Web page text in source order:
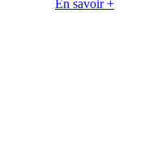
En savoir +